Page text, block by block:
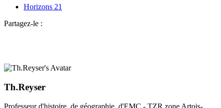
Horizons 21
Partagez-le :
Th.Reyser
Professeur d'histoire, de géographie, d'EMC - TZR zone Artois-